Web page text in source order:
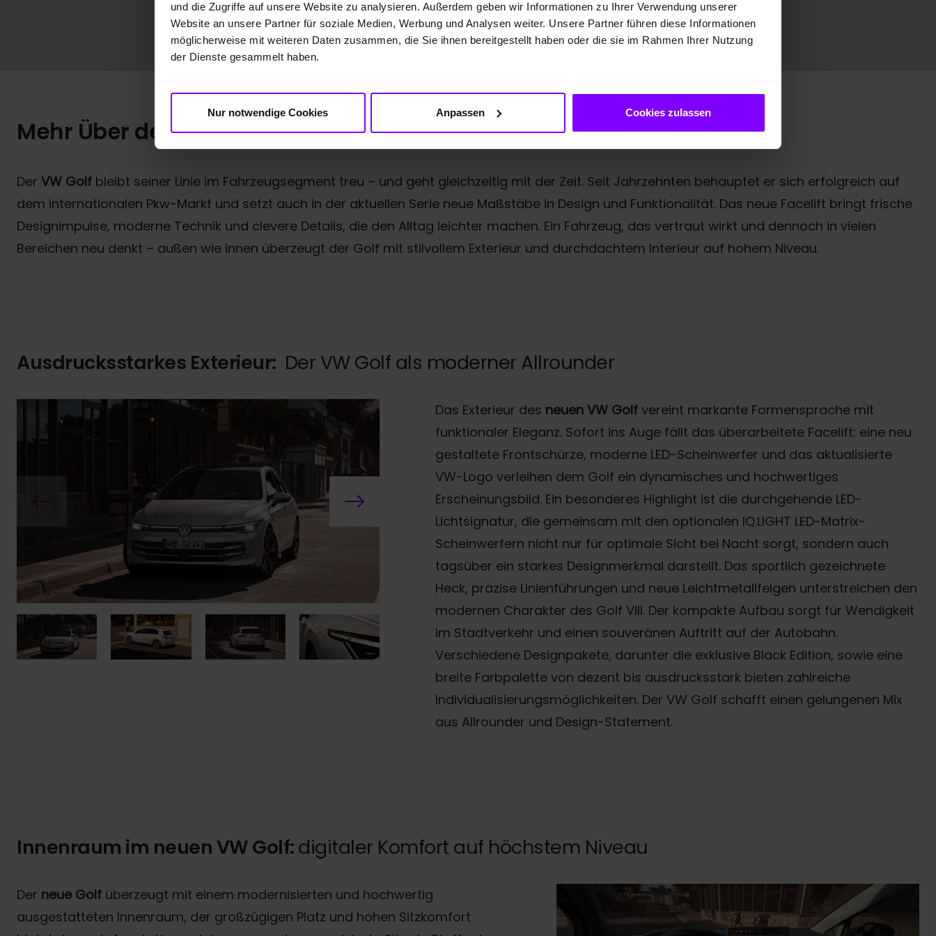
und die Zugriffe auf unsere Website zu analysieren. Außerdem geben wir Informationen zu Ihrer Verwendung unserer
Website an unsere Partner für soziale Medien, Werbung und Analysen weiter. Unsere Partner führen diese Informationen
möglicherweise mit weiteren Daten zusammen, die Sie ihnen bereitgestellt haben oder die sie im Rahmen Ihrer Nutzung
der Dienste gesammelt haben.
Nur notwendige Cookies Anpassen Cookies zulassen
Mehr Über den VW Golf
Der VW Golf bleibt seiner Linie im Fahrzeugsegment treu – und geht gleichzeitig mit der Zeit. Seit Jahrzehnten behauptet er sich erfolgreich auf
dem internationalen Pkw-Markt und setzt auch in der aktuellen Serie neue Maßstäbe in Design und Funktionalität. Das neue Facelift bringt frische
Designimpulse, moderne Technik und clevere Details, die den Alltag leichter machen. Ein Fahrzeug, das vertraut wirkt und dennoch in vielen
Bereichen neu denkt – außen wie innen überzeugt der Golf mit stilvollem Exterieur und durchdachtem Interieur auf hohem Niveau.
Ausdrucksstarkes Exterieur: Der VW Golf als moderner Allrounder
Das Exterieur des neuen VW Golf vereint markante Formensprache mit
funktionaler Eleganz. Sofort ins Auge fällt das überarbeitete Facelift: eine neu
gestaltete Frontschürze, moderne LED-Scheinwerfer und das aktualisierte
VW-Logo verleihen dem Golf ein dynamisches und hochwertiges
Erscheinungsbild. Ein besonderes Highlight ist die durchgehende LED-
Lichtsignatur, die gemeinsam mit den optionalen IQ.LIGHT LED-Matrix-
Scheinwerfern nicht nur für optimale Sicht bei Nacht sorgt, sondern auch
tagsüber ein starkes Designmerkmal darstellt. Das sportlich gezeichnete
Heck, präzise Linienführungen und neue Leichtmetallfelgen unterstreichen den
modernen Charakter des Golf VIII. Der kompakte Aufbau sorgt für Wendigkeit
im Stadtverkehr und einen souveränen Auftritt auf der Autobahn.
Verschiedene Designpakete, darunter die exklusive Black Edition, sowie eine
breite Farbpalette von dezent bis ausdrucksstark bieten zahlreiche
Individualisierungsmöglichkeiten. Der VW Golf schafft einen gelungenen Mix
aus Allrounder und Design-Statement.
Innenraum im neuen VW Golf:digitaler Komfort auf höchstem Niveau
Der neue Golf überzeugt mit einem modernisierten und hochwertig
ausgestatteten Innenraum, der großzügigen Platz und hohen Sitzkomfort